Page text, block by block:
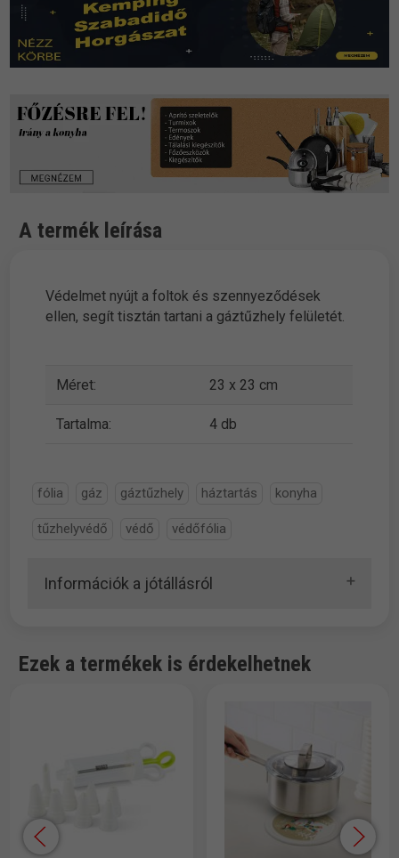
A termék leírása
Védelmet nyújt a foltok és szennyeződések
ellen, segít tisztán tartani a gáztűzhely felületét.
Méret: 23 x 23 cm
Tartalma: 4 db
fólia gáz gáztűzhely háztartás konyha
tűzhelyvédő védő védőfólia
Információk a jótállásról
Ezek a termékek is érdekelhetnek